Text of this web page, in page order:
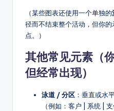
（某些图表还使用一个单独的
径而不结束整个活动，但你
点。）
其他常见元素（
但经常出现）
泳道 / 分区 ：垂直或水
（例如：客户 | 系统 |